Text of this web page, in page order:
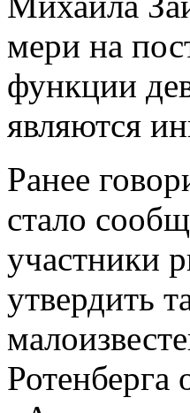
мери на
функции
являются
Ранее
стало
участники
утвердить
Ротенберга